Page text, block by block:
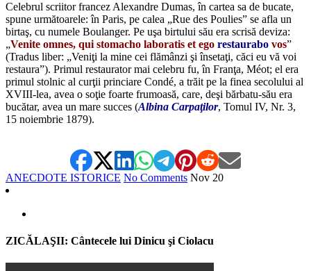
Celebrul scriitor francez Alexandre Dumas, în cartea sa de bucate,
spune următoarele: în Paris, pe calea „Rue des Poulies” se afla un
birtaş, cu numele Boulanger. Pe uşa birtului său era scrisă deviza:
„Venite omnes, qui stomacho laboratis et ego restaurabo vos”
(Tradus liber: „Veniţi la mine cei flămânzi şi însetaţi, căci eu vă voi
restaura”). Primul restaurator mai celebru fu, în Franţa, Méot; el era
primul stolnic al curţii princiare Condé, a trăit pe la finea secolului al
XVIII-lea, avea o soţie foarte frumoasă, care, deşi bărbatu-său era
bucătar, avea un mare succes (Albina Carpaţilor, Tomul IV, Nr. 3,
15 noiembrie 1879).
ANECDOTE ISTORICE No Comments Nov 20
ZICĂLAŞII: Cântecele lui Dinicu şi Ciolacu